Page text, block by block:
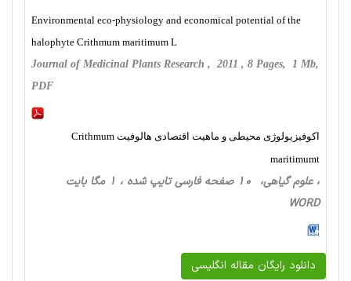
Environmental eco-physiology and economical potential of the
halophyte Crithmum maritimum L
Journal of Medicinal Plants Research , 2011 , 8 Pages, 1 Mb,
PDF
اکوفیزیولوژی محیطی و ماهیت اقتصادی هالوفیت Crithmum
maritimumt
، علوم گیاهی، 10 صفحه فارسی تایپ شده ، 1 مگا بایت
WORD
دانلود رایگان مقاله انگلیسی